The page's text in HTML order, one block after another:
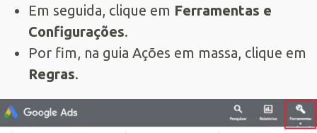
Em seguida, clique em Ferramentas e
Configurações.
Por fim, na guia Ações em massa, clique em
Regras.